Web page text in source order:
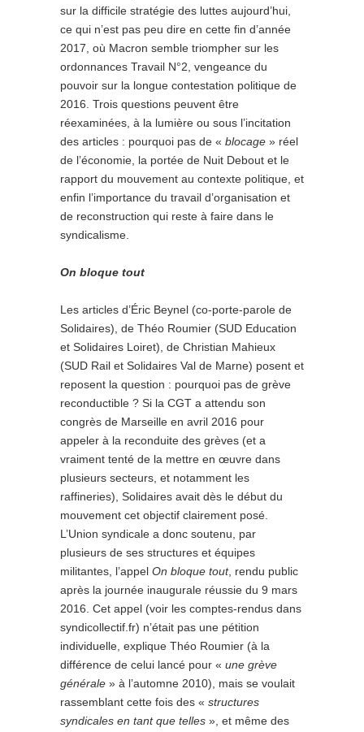
sur la difficile stratégie des luttes aujourd’hui,
ce qui n’est pas peu dire en cette fin d’année
2017, où Macron semble triompher sur les
ordonnances Travail N°2, vengeance du
pouvoir sur la longue contestation politique de
2016. Trois questions peuvent être
réexaminées, à la lumière ou sous l’incitation
des articles : pourquoi pas de « blocage » réel
de l’économie, la portée de Nuit Debout et le
rapport du mouvement au contexte politique, et
enfin l’importance du travail d’organisation et
de reconstruction qui reste à faire dans le
syndicalisme.
On bloque tout
Les articles d’Éric Beynel (co-porte-parole de
Solidaires), de Théo Roumier (SUD Education
et Solidaires Loiret), de Christian Mahieux
(SUD Rail et Solidaires Val de Marne) posent et
reposent la question : pourquoi pas de grève
reconductible ? Si la CGT a attendu son
congrès de Marseille en avril 2016 pour
appeler à la reconduite des grèves (et a
vraiment tenté de la mettre en œuvre dans
plusieurs secteurs, et notamment les
raffineries), Solidaires avait dès le début du
mouvement cet objectif clairement posé.
L’Union syndicale a donc soutenu, par
plusieurs de ses structures et équipes
militantes, l’appel On bloque tout, rendu public
après la journée inaugurale réussie du 9 mars
2016. Cet appel (voir les comptes-rendus dans
syndicollectif.fr) n’était pas une pétition
individuelle, explique Théo Roumier (à la
différence de celui lancé pour « une grève
générale » à l’automne 2010), mais se voulait
rassemblant cette fois des « structures
syndicales en tant que telles », et même des